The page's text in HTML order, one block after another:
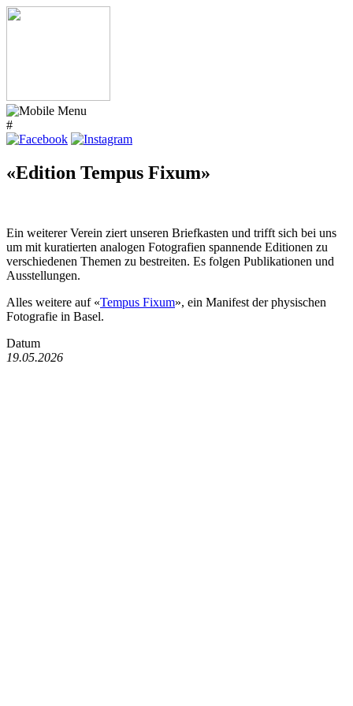
#
«Edition Tempus Fixum»
Ein weiterer Verein ziert unseren Briefkasten und trifft sich bei uns
um mit kuratierten analogen Fotografien spannende Editionen zu
verschiedenen Themen zu bestreiten. Es folgen Publikationen und
Ausstellungen.
Alles weitere auf «Tempus Fixum», ein Manifest der physischen
Fotografie in Basel.
Datum
19.05.2026